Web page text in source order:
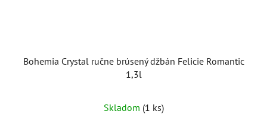
Bohemia Crystal ručne brúsený džbán Felicie Romantic
1,3l
Skladom (1 ks)